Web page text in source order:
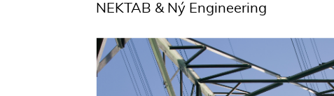
NEKTAB & Ný Engineering